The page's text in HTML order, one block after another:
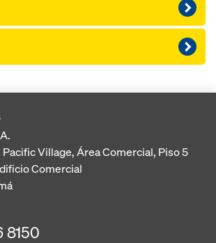
Pacific Village, Área Comercial, Piso 5
Comercial
8150